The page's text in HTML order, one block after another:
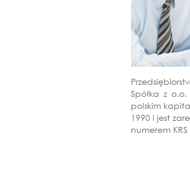
Spółka z
polskim
1990 i jest
numerem